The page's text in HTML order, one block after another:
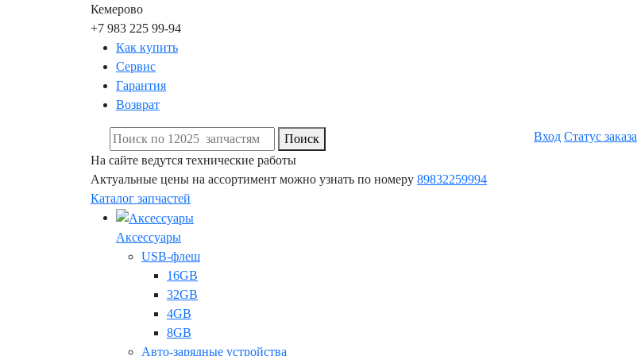
Кемерово
+7 983 225 99-94
Как купить
Сервис
Гарантия
Возврат
Поиск Вход Статус заказа
На сайте ведутся технические работы
Актуальные цены на ассортимент можно узнать по номеру 89832259994
Каталог запчастей
Аксессуары
USB-флеш
16GB
32GB
4GB
8GB
Авто-зарядные устройства